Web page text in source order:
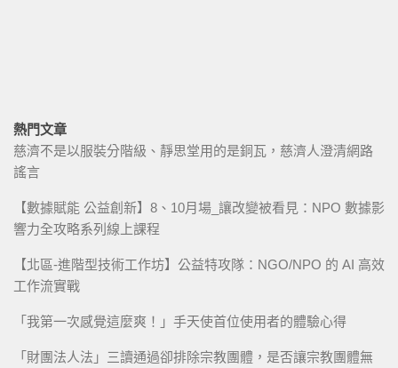
熱門文章
慈濟不是以服裝分階級、靜思堂用的是銅瓦，慈濟人澄清網路
謠言
【數據賦能 公益創新】8、10月場_讓改變被看見：NPO 數據影
響力全攻略系列線上課程
【北區-進階型技術工作坊】公益特攻隊：NGO/NPO 的 AI 高效
工作流實戰
「我第一次感覺這麼爽！」手天使首位使用者的體驗心得
「財團法人法」三讀通過卻排除宗教團體，是否讓宗教團體無